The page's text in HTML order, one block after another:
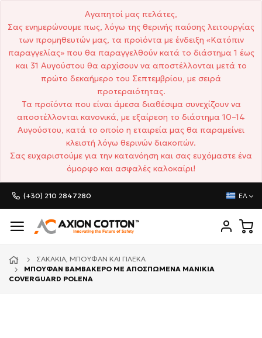
Αγαπητοί μας πελάτες,
Σας ενημερώνουμε πως, λόγω της θερινής παύσης λειτουργίας
των προμηθευτών μας, τα προϊόντα με ένδειξη «Κατόπιν
παραγγελίας» που θα παραγγελθούν κατά το διάστημα 1 έως
και 31 Αυγούστου θα αρχίσουν να αποστέλλονται μετά το
πρώτο δεκαήμερο του Σεπτεμβρίου, με σειρά
προτεραιότητας.
Τα προϊόντα που είναι άμεσα διαθέσιμα συνεχίζουν να
αποστέλλονται κανονικά, με εξαίρεση το διάστημα 10–14
Αυγούστου, κατά το οποίο η εταιρεία μας θα παραμείνει
κλειστή λόγω θερινών διακοπών.
Σας ευχαριστούμε για την κατανόηση και σας ευχόμαστε ένα
όμορφο και ασφαλές καλοκαίρι!
(+30) 210 2847280 ΕΛ
ΣΑΚΆΚΙΑ, ΜΠΟΥΦΆΝ ΚΑΙ ΓΙΛΈΚΑ
ΜΠΟΥΦΑΝ ΒΑΜΒΑΚΕΡΟ ΜΕ ΑΠΟΣΠΩΜΕΝΑ ΜΑΝΙΚΙΑ
COVERGUARD POLENA